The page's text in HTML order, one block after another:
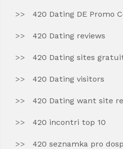
420 Dating DE Promo
420 Dating reviews
420 Dating sites
420 Dating visitors
420 Dating want site
420 incontri top 10
420 seznamka pro